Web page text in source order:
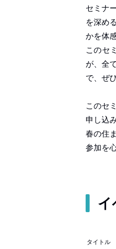
セミナ
を深め
かを体
このセ
が、全
で、ぜ
このセ
申し込
春の住
参加を
イ
タイトル